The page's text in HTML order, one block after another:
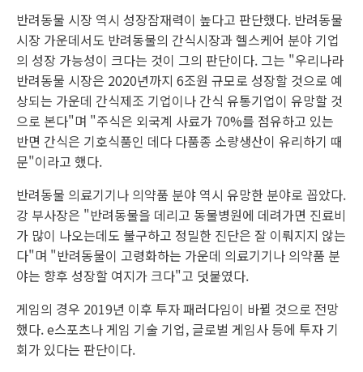
반려동물 시장 역시 성장잠재력이 높다고 판단했다. 반려동물
시장 가운데서도 반려동물의 간식시장과 헬스케어 분야 기업
의 성장 가능성이 크다는 것이 그의 판단이다. 그는 "우리나라
반려동물 시장은 2020년까지 6조원 규모로 성장할 것으로 예
상되는 가운데 간식제조 기업이나 간식 유통기업이 유망할 것
으로 본다"며 "주식은 외국계 사료가 70%를 점유하고 있는
반면 간식은 기호식품인 데다 다품종 소량생산이 유리하기 때
문"이라고 했다.
반려동물 의료기기나 의약품 분야 역시 유망한 분야로 꼽았다.
강 부사장은 "반려동물을 데리고 동물병원에 데려가면 진료비
가 많이 나오는데도 불구하고 정밀한 진단은 잘 이뤄지지 않는
다"며 "반려동물이 고령화하는 가운데 의료기기나 의약품 분
야는 향후 성장할 여지가 크다"고 덧붙였다.
게임의 경우 2019년 이후 투자 패러다임이 바뀔 것으로 전망
했다. e스포츠나 게임 기술 기업, 글로벌 게임사 등에 투자 기
회가 있다는 판단이다.